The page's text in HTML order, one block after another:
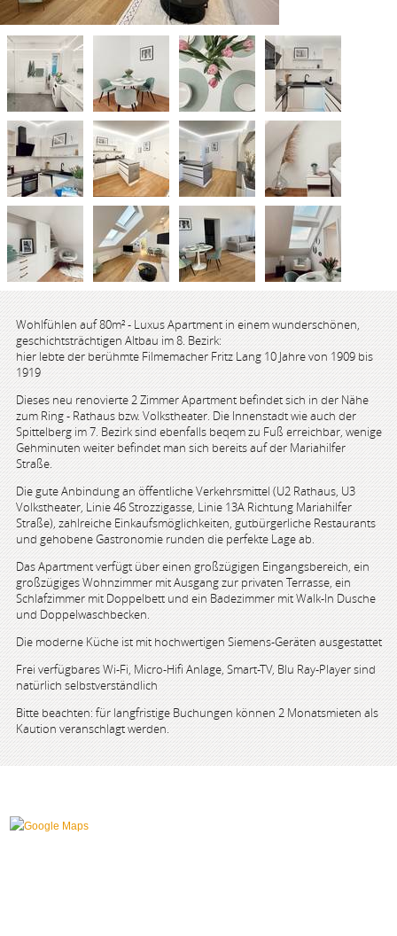
Wohlfühlen auf 80m² - Luxus Apartment in einem wunderschönen,
geschichtsträchtigen Altbau im 8. Bezirk:
hier lebte der berühmte Filmemacher Fritz Lang 10 Jahre von 1909 bis
1919
Dieses neu renovierte 2 Zimmer Apartment befindet sich in der Nähe
zum Ring - Rathaus bzw. Volkstheater. Die Innenstadt wie auch der
Spittelberg im 7. Bezirk sind ebenfalls beqem zu Fuß erreichbar, wenige
Gehminuten weiter befindet man sich bereits auf der Mariahilfer
Straße.
Die gute Anbindung an öffentliche Verkehrsmittel (U2 Rathaus, U3
Volkstheater, Linie 46 Strozzigasse, Linie 13A Richtung Mariahilfer
Straße), zahlreiche Einkaufsmöglichkeiten, gutbürgerliche Restaurants
und gehobene Gastronomie runden die perfekte Lage ab.
Das Apartment verfügt über einen großzügigen Eingangsbereich, ein
großzügiges Wohnzimmer mit Ausgang zur privaten Terrasse, ein
Schlafzimmer mit Doppelbett und ein Badezimmer mit Walk-In Dusche
und Doppelwaschbecken.
Die moderne Küche ist mit hochwertigen Siemens-Geräten ausgestattet
Frei verfügbares Wi-Fi, Micro-Hifi Anlage, Smart-TV, Blu Ray-Player sind
natürlich selbstverständlich
Bitte beachten: für langfristige Buchungen können 2 Monatsmieten als
Kaution veranschlagt werden.